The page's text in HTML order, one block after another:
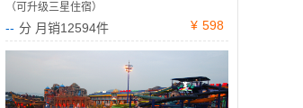
（可升级三星住宿）
-- 分 月销12594件 ¥ 598